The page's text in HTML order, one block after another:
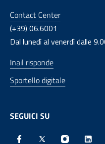
Contact Center
(+39) 06.6001
Dal lunedì al venerdì dalle
Inail risponde
Sportello digitale
SEGUICI SU